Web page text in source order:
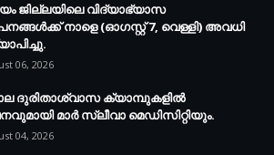
ജില്ലയിലെ വിദ്യാഭ്യാസ
നാളെ (ഓഗസ്റ്റ് 7, വെള്ളി) അവധി
06, 2026
ദുരിതാശ്വാസ ക്യാമ്പുകളിൽ
മാർ സ്ലീവാ മെഡിസിറ്റിയും.
04, 2026